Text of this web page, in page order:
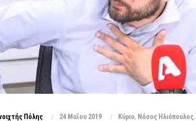
Πόλης 24 Μαΐου 2019 Κύριο, Νάσος Ηλιόπουλος,